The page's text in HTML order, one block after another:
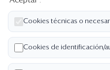
Edición Impresa
Nosotros
Quiénes somos
Cookies técnicas o
Cookies de identificación/